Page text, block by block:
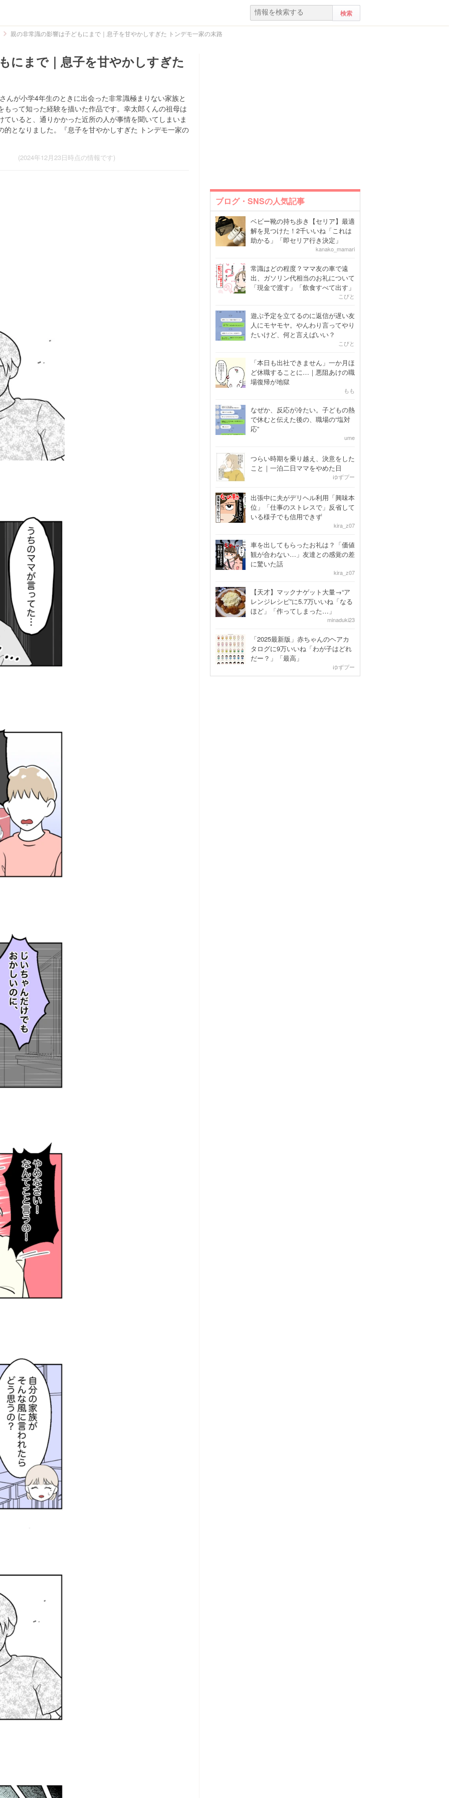
親の非常識の影響は子どもにまで｜息子を甘やかしすぎた トンデモ一家の末路
にまで｜息子を甘やかしすぎた
んが小学4年生のときに出会った非常識極まりない家族と
って知った経験を描いた作品です。幸太郎くんの祖母は
いると、通りかかった近所の人が事情を聞いてしまいま
となりました。『息子を甘やかしすぎた トンデモ一家の
(2024年12月23日時点の情報です)
ブログ・SNSの人気記事
ベビー靴の持ち歩き【セリア】最適
解を見つけた！2千いいね「これは
助かる」「即セリア行き決定」
kanako_mamari
常識はどの程度？ママ友の車で遠
出、ガソリン代相当のお礼について
「現金で渡す」「飲食すべて出す」
こびと
遊ぶ予定を立てるのに返信が遅い友
人にモヤモヤ。やんわり言ってやり
たいけど、何と言えばいい？
こびと
「本日も出社できません」一か月ほ
ど休職することに…｜悪阻あけの職
場復帰が地獄
もも
なぜか、反応が冷たい。子どもの熱
で休むと伝えた後の、職場の“塩対
応”
ume
つらい時期を乗り越え、決意をした
こと｜一泊二日ママをやめた日
ゆずプー
出張中に夫がデリヘル利用「興味本
位」「仕事のストレスで」反省して
いる様子でも信用できず
kira_z07
車を出してもらったお礼は？「価値
観が合わない…」友達との感覚の差
に驚いた話
kira_z07
【天才】マックナゲット大量→“ア
レンジレシピ”に5.7万いいね「なる
ほど」「作ってしまった…」
minaduki23
「2025最新版」赤ちゃんのヘアカ
タログに9万いいね「わが子はどれ
だー？」「最高」
ゆずプー